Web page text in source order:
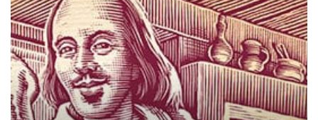
quando
gli
inglesi,
e
Shakespeare,
erano
divisi
sulla